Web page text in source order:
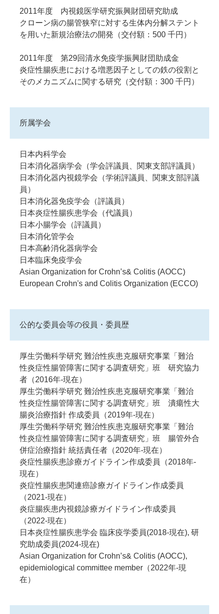
2011年度 内視鏡医学研究振興財団研究助成
クローン病の腸管狭窄に対する生体内分解ステント
を用いた新規治療法の開発（交付額：500 千円）
2011年度 第29回清水免疫学振興財団助成金
炎症性腸疾患における増悪因子としての鉄の役割と
そのメカニズムに関する研究（交付額：300 千円）
所属学会
日本内科学会
日本消化器病学会（学会評議員、関東支部評議員）
日本消化器内視鏡学会（学術評議員、関東支部評議
員）
日本消化器免疫学会（評議員）
日本炎症性腸疾患学会（代議員）
日本小腸学会（評議員）
日本消化管学会
日本高齢消化器病学会
日本臨床免疫学会
Asian Organization for Crohn’s& Colitis (AOCC)
European Crohn's and Colitis Organization (ECCO)
公的な委員会等の役員・委員歴
厚生労働科学研究 難治性疾患克服研究事業「難治
性炎症性腸管障害に関する調査研究」班 研究協力
者（2016年‐現在）
厚生労働科学研究 難治性疾患克服研究事業「難治
性炎症性腸管障害に関する調査研究」班 潰瘍性大
腸炎治療指針 作成委員（2019年‐現在）
厚生労働科学研究 難治性疾患克服研究事業「難治
性炎症性腸管障害に関する調査研究」班 腸管外合
併症治療指針 統括責任者（2020年‐現在）
炎症性腸疾患診療ガイドライン作成委員（2018年-
現在）
炎症性腸疾患関連癌診療ガイドライン作成委員
（2021‐現在）
炎症腸疾患内視鏡診療ガイドライン作成委員
（2022‐現在）
日本炎症性腸疾患学会 臨床疫学委員(2018‐現在), 研
究助成委員(2024-現在)
Asian Organization for Crohn’s& Colitis (AOCC),
epidemiological committee member（2022年‐現
在）